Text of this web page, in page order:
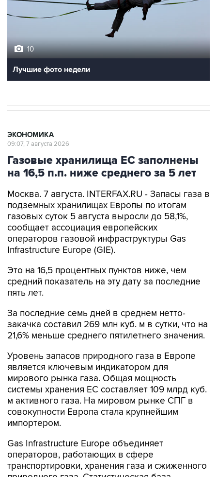
10
Лучшие фото недели
ЭКОНОМИКА
09:07, 7 августа 2026
Газовые хранилища ЕС заполнены
на 16,5 п.п. ниже среднего за 5 лет
Москва. 7 августа. INTERFAX.RU - Запасы газа в
подземных хранилищах Европы по итогам
газовых суток 5 августа выросли до 58,1%,
сообщает ассоциация европейских
операторов газовой инфраструктуры Gas
Infrastructure Europe (GIE).
Это на 16,5 процентных пунктов ниже, чем
средний показатель на эту дату за последние
пять лет.
За последние семь дней в среднем нетто-
закачка составил 269 млн куб. м в сутки, что на
21,6% меньше среднего пятилетнего значения.
Уровень запасов природного газа в Европе
является ключевым индикатором для
мирового рынка газа. Общая мощность
системы хранения ЕС составляет 109 млрд куб.
м активного газа. На мировом рынке СПГ в
совокупности Европа стала крупнейшим
импортером.
Gas Infrastructure Europe объединяет
операторов, работающих в сфере
транспортировки, хранения газа и сжиженного